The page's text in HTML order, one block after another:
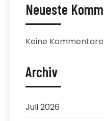
Neueste
Keine
Archiv
Juli 2026